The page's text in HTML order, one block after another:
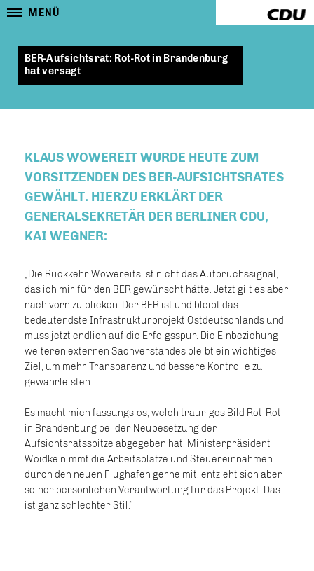
MENÜ
BER-Aufsichtsrat: Rot-Rot in Brandenburg
hat versagt
KLAUS WOWEREIT WURDE HEUTE ZUM
VORSITZENDEN DES BER-AUFSICHTSRATES
GEWÄHLT. HIERZU ERKLÄRT DER
GENERALSEKRETÄR DER BERLINER CDU,
KAI WEGNER:
Die Rückkehr Wowereits ist nicht das Aufbruchssignal,
das ich mir für den BER gewünscht hätte. Jetzt gilt es aber
nach vorn zu blicken. Der BER ist und bleibt das
bedeutendste Infrastrukturprojekt Ostdeutschlands und
muss jetzt endlich auf die Erfolgsspur. Die Einbeziehung
weiteren externen Sachverstandes bleibt ein wichtiges
Ziel, um mehr Transparenz und bessere Kontrolle zu
gewährleisten.
Es macht mich fassungslos, welch trauriges Bild Rot-Rot
in Brandenburg bei der Neubesetzung der
Aufsichtsratsspitze abgegeben hat. Ministerpräsident
Woidke nimmt die Arbeitsplätze und Steuereinnahmen
durch den neuen Flughafen gerne mit, entzieht sich aber
seiner persönlichen Verantwortung für das Projekt. Das
ist ganz schlechter Stil.“